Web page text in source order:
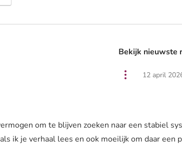
Bekijk nieuwste
12 april
om te blijven zoeken naar een stabiel
ik je verhaal lees en ook moeilijk om daar een